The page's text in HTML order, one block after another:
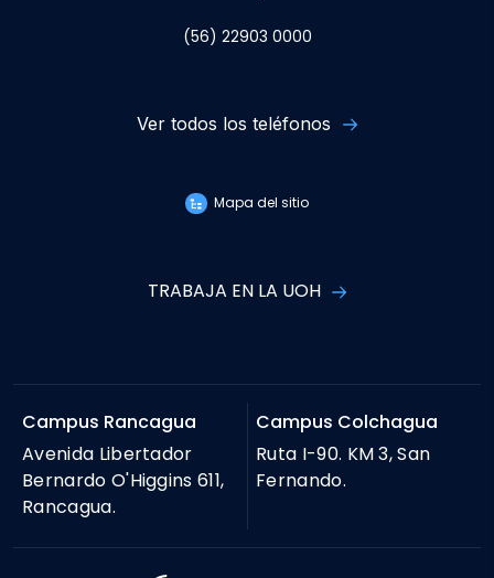
(56) 22903 0000
Ver todos los teléfonos
Mapa del sitio
TRABAJA EN LA UOH
Campus Rancagua
Avenida Libertador
Bernardo O'Higgins 611,
Rancagua.
Campus Colchagua
Ruta I-90. KM 3, San
Fernando.